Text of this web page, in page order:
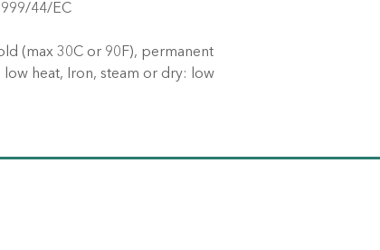
44/EC
(max 30C or 90F), permanent
heat, Iron, steam or dry: low